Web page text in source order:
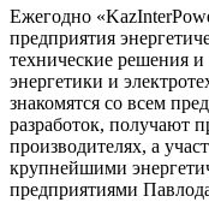
Ежегодно
предприятия
технические решения
энергетики и
знакомятся со всем
разработок, получают
производителях, а
крупнейшими
предприятиями